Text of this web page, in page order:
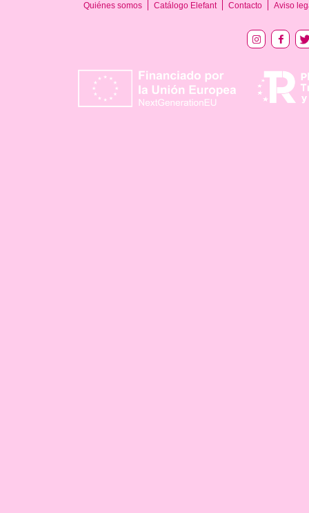
Quiénes somos Catálogo Elefant Contacto Aviso